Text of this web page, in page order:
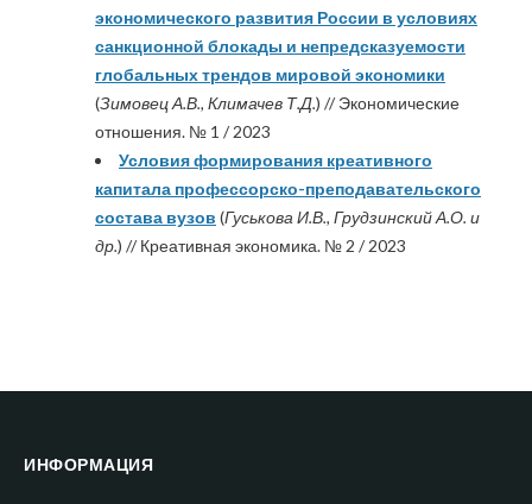
экономического развития России в условиях
санкционной блокады и непредсказуемости
глобальных трендов мировой экономики
(Зимовец А.В., Климачев Т.Д.) // Экономические
отношения. № 1 / 2023
Условия формирования креативного
капитала профессорско-преподавательского
состава вузов (Гуськова И.В., Грудзинский А.О. и
др.) // Креативная экономика. № 2 / 2023
ИНФОРМАЦИЯ